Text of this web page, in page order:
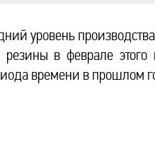
уровень
в феврале
времени в прошлом